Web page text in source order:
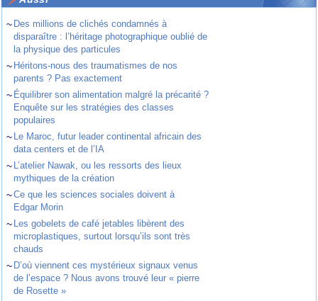
~ Des millions de clichés condamnés à
disparaître : l’héritage photographique oublié de
la physique des particules
~ Héritons-nous des traumatismes de nos
parents ? Pas exactement
~ Équilibrer son alimentation malgré la précarité ?
Enquête sur les stratégies des classes
populaires
~ Le Maroc, futur leader continental africain des
data centers et de l’IA
~ L’atelier Nawak, ou les ressorts des lieux
mythiques de la création
~Ce que les sciences sociales doivent à
Edgar Morin
~ Les gobelets de café jetables libèrent des
microplastiques, surtout lorsqu’ils sont très
chauds
~ D’où viennent ces mystérieux signaux venus
de l’espace ? Nous avons trouvé leur « pierre
de Rosette »